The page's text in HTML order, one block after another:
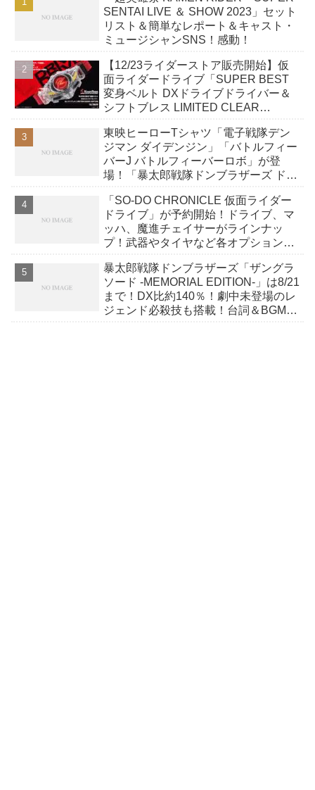
SENTAI LIVE ＆ SHOW 2023」セット
リスト＆簡単なレポート＆キャスト・
ミュージシャンSNS！感動！
【12/23ライダーストア販売開始】仮
面ライダードライブ「SUPER BEST
変身ベルト DXドライブドライバー＆
シフトブレス LIMITED CLEAR
東映ヒーローTシャツ「電子戦隊デン
ジマン ダイデンジン」「バトルフィー
バーJ バトルフィーバーロボ」が登
場！「暴太郎戦隊ドンブラザーズ ドン
「SO-DO CHRONICLE 仮面ライダー
ドライブ」が予約開始！ドライブ、マ
ッハ、魔進チェイサーがラインナッ
プ！武器やタイヤなど各オプションパ
暴太郎戦隊ドンブラザーズ「ザングラ
ソード -MEMORIAL EDITION-」は8/21
まで！DX比約140％！劇中未登場のレ
ジェンド必殺技も搭載！台詞＆BGM収